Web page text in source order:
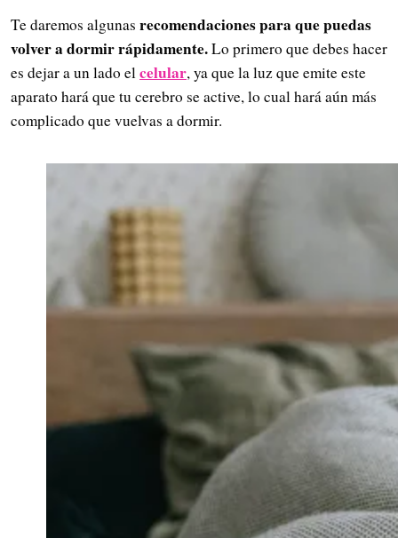
Te daremos algunas recomendaciones para que puedas
volver a dormir rápidamente.Lo primero que debes hacer
es dejar a un lado elcelular, ya que la luz que emite este
aparato hará que tu cerebro se active, lo cual hará aún más
complicado que vuelvas a dormir.